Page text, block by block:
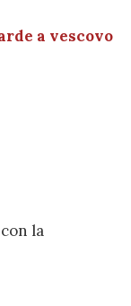
a vescovo
la